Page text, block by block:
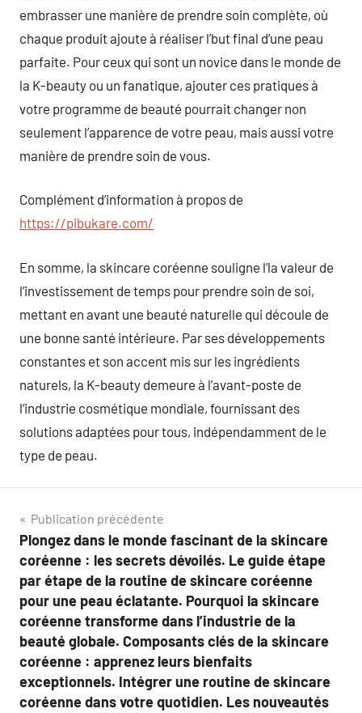
embrasser une manière de prendre soin complète, où
chaque produit ajoute à réaliser l’but final d’une peau
parfaite. Pour ceux qui sont un novice dans le monde de
la K-beauty ou un fanatique, ajouter ces pratiques à
votre programme de beauté pourrait changer non
seulement l’apparence de votre peau, mais aussi votre
manière de prendre soin de vous.
Complément d’information à propos de
https://pibukare.com/
En somme, la skincare coréenne souligne l’la valeur de
l’investissement de temps pour prendre soin de soi,
mettant en avant une beauté naturelle qui découle de
une bonne santé intérieure. Par ses développements
constantes et son accent mis sur les ingrédients
naturels, la K-beauty demeure à l’avant-poste de
l’industrie cosmétique mondiale, fournissant des
solutions adaptées pour tous, indépendamment de le
type de peau.
Navigation
de
l’article
Publication précédente
Plongez dans le monde fascinant de la skincare
coréenne : les secrets dévoilés. Le guide étape
par étape de la routine de skincare coréenne
pour une peau éclatante. Pourquoi la skincare
coréenne transforme dans l’industrie de la
beauté globale. Composants clés de la skincare
coréenne : apprenez leurs bienfaits
exceptionnels. Intégrer une routine de skincare
coréenne dans votre quotidien. Les nouveautés